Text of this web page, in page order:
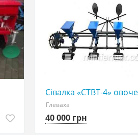
Сівалка «СТВТ-4»
Глеваха
40 000 грн